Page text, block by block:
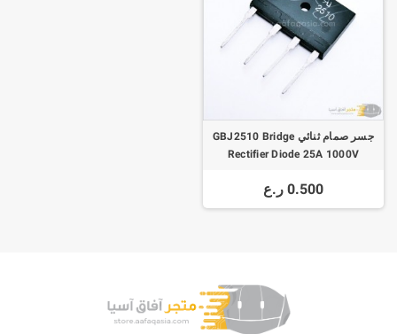
جسر صمام ثنائي GBJ2510 Bridge
Rectifier Diode 25A 1000V
0.500 ر.ع